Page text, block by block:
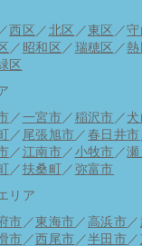
い場合もございま
にてご相談くださ
承の程お願い申し
トイレ修理 一宮
洗面蛇口交換 千
／西区 ／ 北区 ／東区 ／守
／ 昭和区 ／ 瑞穂区 ／ 熱
区
／ 一宮市 ／ 稲沢市 ／
／ 尾張旭市 ／ 春日井市
／ 江南市 ／ 小牧市 ／瀬
／ 扶桑町 ／ 弥富市
リア
市 ／東海市 ／ 高浜市 ／
市 ／西尾市 ／半田市 ／